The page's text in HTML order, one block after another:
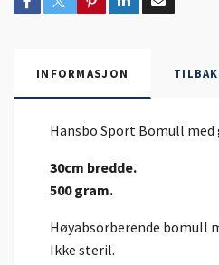
INFORMASJON
Hansbo Sport Bomull med
30cm bredde.
500 gram.
Høyabsorberende bomull
Ikke steril.